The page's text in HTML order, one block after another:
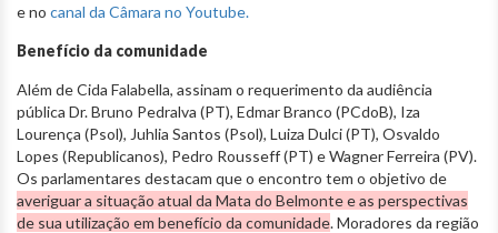
e no canal da Câmara no Youtube.
Benefício da comunidade
Além de Cida Falabella, assinam o requerimento da audiência
pública Dr. Bruno Pedralva (PT), Edmar Branco (PCdoB), Iza
Lourença (Psol), Juhlia Santos (Psol), Luiza Dulci (PT), Osvaldo
Lopes (Republicanos), Pedro Rousseff (PT) e Wagner Ferreira (PV).
Os parlamentares destacam que o encontro tem o objetivo de
averiguar a situação atual da Mata do Belmonte e as perspectivas
de sua utilização em benefício da comunidade. Moradores da região